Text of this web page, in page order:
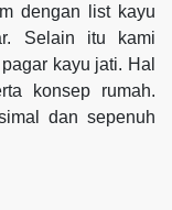
dengan list kayu
Selain itu kami
kayu jati. Hal
konsep rumah.
dan sepenuh